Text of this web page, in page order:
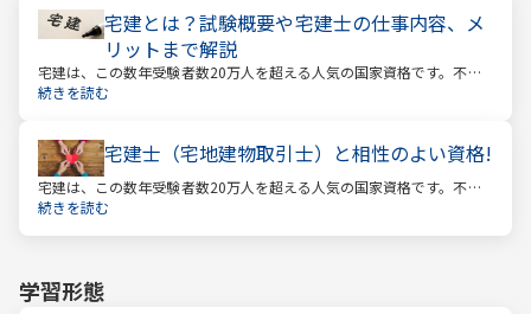
宅建とは？試験概要や宅建士の仕事内容、メ
リットまで解説
宅建は、この数年受験者数20万人を超える人気の国家資格です。不動
産業に携わる人をはじめ、他業種、学生、主婦まで、さまざまな方が
続きを読む
宅建士（宅地建物取引士）と相性のよい資格!
宅建は、この数年受験者数20万人を超える人気の国家資格です。不動
産業に携わる人をはじめ、他業種、学生、主婦まで、さまざまな方が
続きを読む
学習形態